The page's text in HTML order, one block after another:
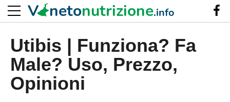
Utibis | Funziona? Fa
Male? Uso, Prezzo,
Opinioni
V netonutrizione.info